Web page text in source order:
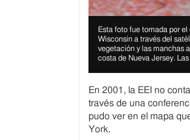
p
r
i
g
h
I
m
a
g
a
t
i
o
n
Esta foto fue tomada por
Wisconsin a través del
vegetación y las manchas
costa de Nueva Jersey.
En 2001, la EEI no
través de una
pudo ver en el mapa
York.